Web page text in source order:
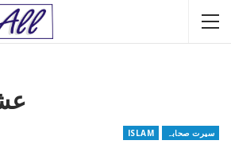
ISLAM سیرت صحابہ